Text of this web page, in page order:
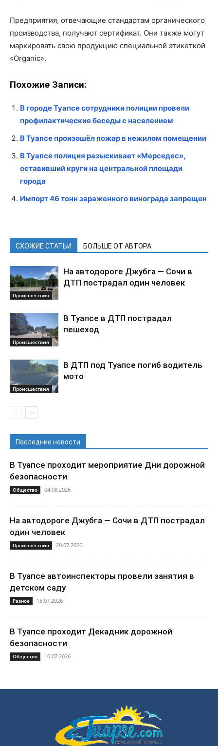
Предприятия, отвечающие стандартам органического
производства, получают сертификат. Они также могут
маркировать свою продукцию специальной этикеткой
«Organic».
Похожие Записи:
В городе Туапсе сотрудники полиции провели
профилактические беседы с населением
В Туапсе произошёл пожар в нежилом помещении
В Туапсе полиция разыскивает «Мерседес»,
оставивший круги на центральной площади
города
Импорт 46 тонн зараженного винограда запрещен
СХОЖИЕ СТАТЬИ БОЛЬШЕ ОТ АВТОРА
Происшествия
На автодороге Джубга — Сочи в
ДТП пострадал один человек
Происшествия
В Туапсе в ДТП пострадал
пешеход
Происшествия
В ДТП под Туапсе погиб водитель
мото
Последние новости
В Туапсе проходит мероприятие Дни дорожной
безопасности
Общество 04.08.2026
На автодороге Джубга — Сочи в ДТП пострадал
один человек
Происшествия 20.07.2026
В Туапсе автоинспекторы провели занятия в
детском саду
Разное 15.07.2026
В Туапсе проходит Декадник дорожной
безопасности
Общество 10.07.2026